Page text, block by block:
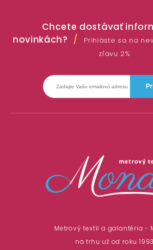
Chcete dostávať
novinkách?
Prihláste sa na
zľavu 2%
Metrový textil a galantéria -
na trhu už od roku 1993